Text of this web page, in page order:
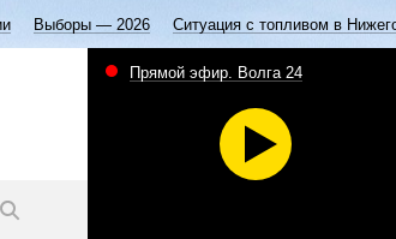
Выборы — 2026 Ситуация с топливом в
Прямой эфир. Волга 24